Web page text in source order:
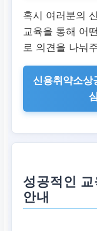
혹시 여러분의
교육을 통해 어
로 의견을 나눠
신용취약소상
성공적인
안내